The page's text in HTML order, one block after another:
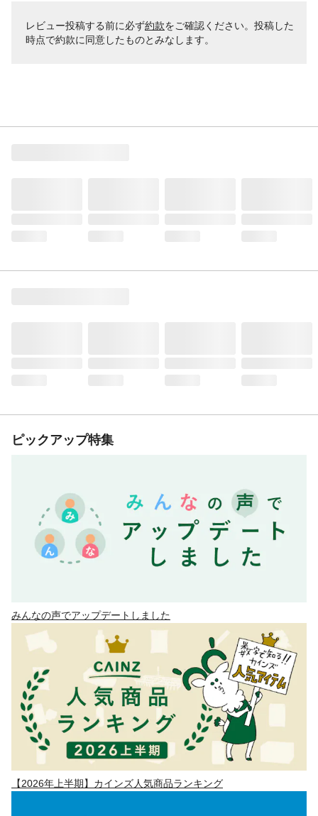
レビュー投稿する前に必ず約款をご確認ください。投稿した
時点で約款に同意したものとみなします。
ピックアップ特集
みんなの声でアップデートしました
【2026年上半期】カインズ人気商品ランキング